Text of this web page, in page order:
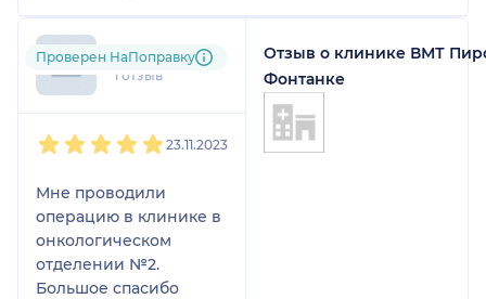
Марьяна
1 отзыв
Проверен НаПоправку
23.11.2023
Мне проводили
операцию в клинике в
онкологическом
отделении №2.
Большое спасибо
Отзыв о клинике ВМТ
Фонтанке